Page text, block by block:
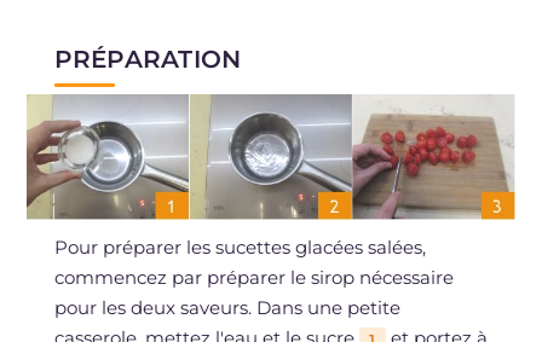
PRÉPARATION
Pour préparer les sucettes glacées salées,
commencez par préparer le sirop nécessaire
pour les deux saveurs. Dans une petite
casserole, mettez l'eau et le sucre
et portez à